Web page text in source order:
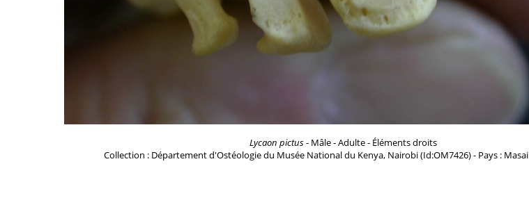
Lycaon pictus- Mâle - Adulte - Éléments droits
Collection : Département d'Ostéologie du Musée National du Kenya, Nairobi (Id:OM7426) - Pays :